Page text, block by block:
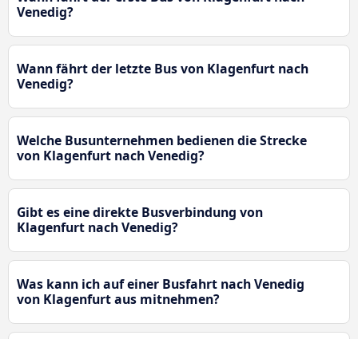
Venedig?
Wann fährt der letzte Bus von Klagenfurt nach
Venedig?
Welche Busunternehmen bedienen die Strecke
von Klagenfurt nach Venedig?
Gibt es eine direkte Busverbindung von
Klagenfurt nach Venedig?
Was kann ich auf einer Busfahrt nach Venedig
von Klagenfurt aus mitnehmen?